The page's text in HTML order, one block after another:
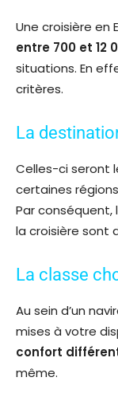
Une croisière en
entre 700 et 12
situations. En
critères.
La
Celles-ci seront
certaines
Par conséquent,
la croisière sont
La classe
Au sein d’un
mises à votre
confort
même.